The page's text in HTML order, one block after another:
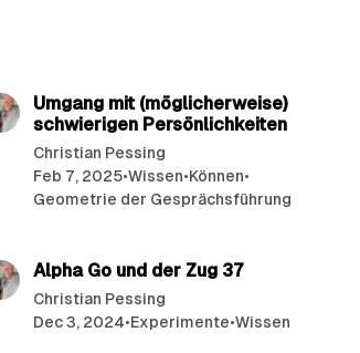
Umgang mit (möglicherweise)
schwierigen Persönlichkeiten
Christian Pessing
Feb 7, 2025•Wissen•Können•
Geometrie der Gesprächsführung
Alpha Go und der Zug 37
Christian Pessing
Dec 3, 2024•Experimente•Wissen